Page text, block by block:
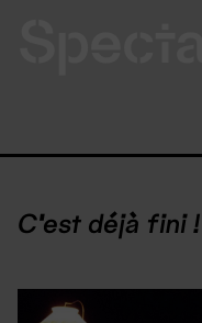
C'est déjà fini !